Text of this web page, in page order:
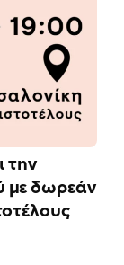
την
με δωρεάν